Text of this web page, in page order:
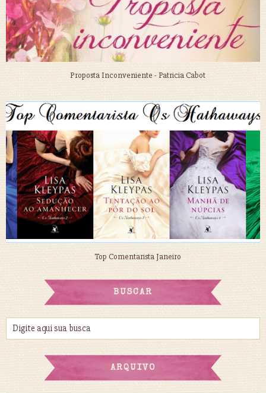
Proposta Inconveniente - Patricia Cabot
Top Comentarista Janeiro
BUSCAR
ARQUIVO